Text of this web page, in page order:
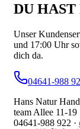
DU HAST
Unser
und 17:00 Uhr
dich da.
04641-988
Hans Natur
team Allee 11-19
04641-988 922 ·